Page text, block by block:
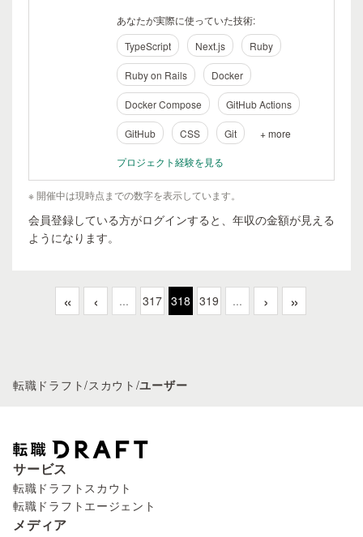
あなたが実際に使っていた技術:
TypeScript
Next.js Ruby
Ruby on Rails Docker
Docker Compose GitHub Actions
GitHub CSS Git + more
プロジェクト経験を見る
※ 開催中は現時点までの数字を表示しています。
会員登録している方がログインすると、年収の金額が見える
ようになります。
« ‹ ... 317 318 319 ... › »
転職ドラフト/スカウト /ユーザー
サービス
転職ドラフトスカウト
転職ドラフトエージェント
メディア